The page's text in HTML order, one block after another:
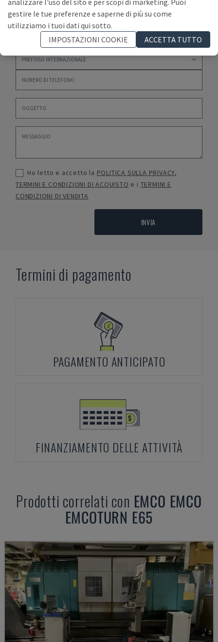
Ho letto e accetto la POLITICA SULLA PRIVACY,
TERMINI E CONDIZIONI DI ACQUISTO e i TERMINI E
CONDIZIONI DI VENDITA
INVIA
Termini di pagamento
PAGAMENTO ANTICIPATO
FINANZIAMENTO DELLE ATTIVITÀ
Prodotti correlati con EMCO EMCO
EMCOTURN E65
analizzare l'uso del sito e per scopi di marketing. Puoi
gestire le tue preferenze e saperne di più su come
utilizziamo i tuoi dati qui sotto.
IMPOSTAZIONI COOKIE
ACCETTA TUTTO